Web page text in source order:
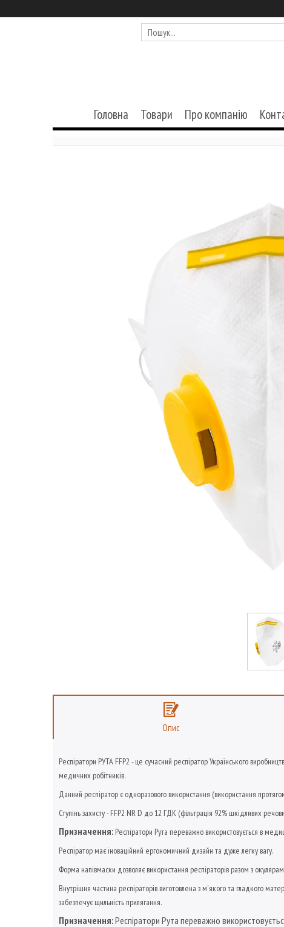
Головна Товари Про компанію
Опис
Респіратори РУТА FFP2 - це сучасний респіратор Українського
медичних робітників.
Данний респіратор є одноразового використання (використання
Ступінь захисту - FFP2 NR D до 12 ГДК (фільтрація 92% шкідливих
Призначення: Респіратори Рута переважно використовується в
Респіратор має іноваційний ергономичний дизайн та дуже легку вагу.
Форма напівмаски дозволяє використання респіраторів разом з
Внутрішня частина респіраторів виготовлена з м'якого та гладкого
забезпечує щильність прилягання.
Призначення:Респіратори Рута переважно